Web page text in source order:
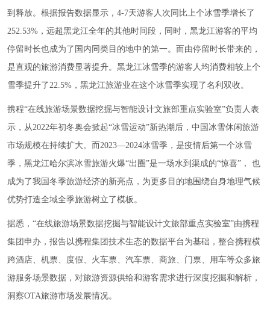
到释放。根据报告数据显示，4-7天游客人次同比上个冰雪季增长了
252.53%，远超黑龙江全年的其他时间段，同时，黑龙江游客的平均
停留时长也成为了国内同类目的地中的第一。而由停留时长带来的，
是直观的旅游消费显著提升。黑龙江冰雪季的游客人均消费相较上个
雪季提升了22.5%，黑龙江旅游业在这个冰雪季实现了名利双收。
携程“在线旅游场景数据挖掘与智能设计文旅部重点实验室”负责人表
示，从2022年初冬奥会掀起“冰雪运动”新热潮后，中国冰雪休闲旅游
市场规模在持续扩大。而2023—2024冰雪季，是疫情后第一个冰雪
季，黑龙江哈尔滨冰雪旅游火爆“出圈”是一场水到渠成的“惊喜”， 也
成为了我国冬季旅游经济的新亮点，为更多目的地围绕自身地理气候
优势打造全域全季旅游树立了模板。
据悉，“在线旅游场景数据挖掘与智能设计文旅部重点实验室”由携程
集团申办，报告以携程集团技术生态的数据平台为基础，整合携程横
跨酒店、机票、度假、火车票、汽车票、商旅、门票、用车等众多旅
游服务场景数据，对旅游资源供给和游客需求进行深度挖掘和解析，
洞察OTA旅游市场发展情况。